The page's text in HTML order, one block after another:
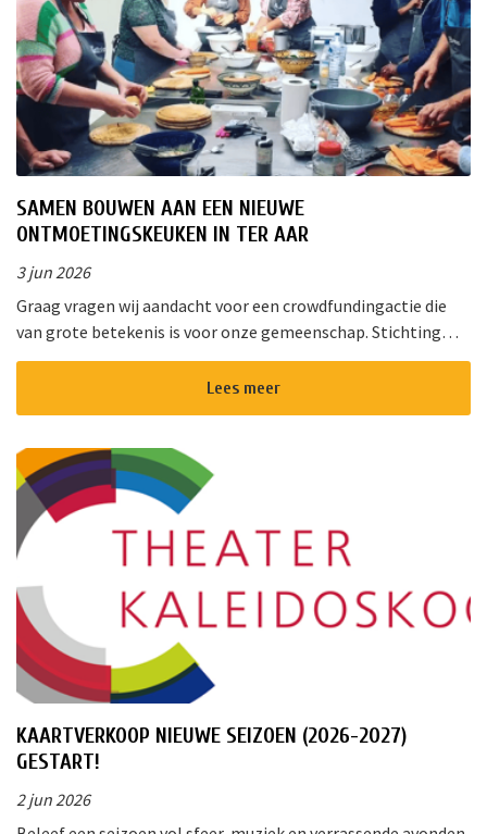
SAMEN BOUWEN AAN EEN NIEUWE
ONTMOETINGSKEUKEN IN TER AAR
3 jun 2026
Graag vragen wij aandacht voor een crowdfundingactie die
van grote betekenis is voor onze gemeenschap. Stichting
!Triggr en SPAN vormen samen een multifunctioneel
cultureel centrum waar m...Lees meer
KAARTVERKOOP NIEUWE SEIZOEN (2026-2027)
GESTART!
2 jun 2026